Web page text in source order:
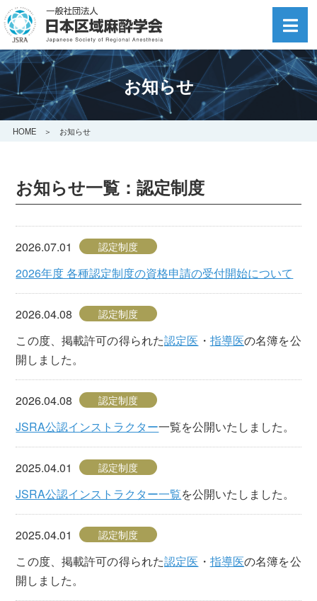
お知らせ
HOME＞ お知らせ
お知らせ一覧：認定制度
2026.07.01 認定制度
2026年度 各種認定制度の資格申請の受付開始について
2026.04.08 認定制度
この度、掲載許可の得られた認定医 ・ 指導医の名簿を公
開しました。
2026.04.08 認定制度
JSRA公認インストラクター一覧を公開いたしました。
2025.04.01 認定制度
JSRA公認インストラクター一覧を公開いたしました。
2025.04.01 認定制度
この度、掲載許可の得られた認定医 ・ 指導医の名簿を公
開しました。